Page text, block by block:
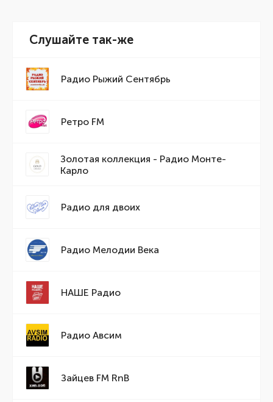
Слушайте так-же
Радио Рыжий Сентябрь
Ретро FM
Золотая коллекция - Радио Монте-
Карло
Радио для двоих
Радио Мелодии Века
НАШЕ Радио
Радио Авсим
Зайцев FM RnB